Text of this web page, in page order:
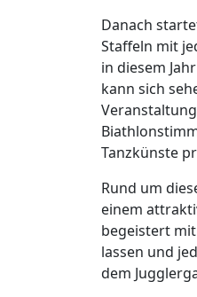
Danach
Staffeln mit
in diesem
kann sich
Tanzkünste
Rund um
einem
begeistert
lassen und
dem